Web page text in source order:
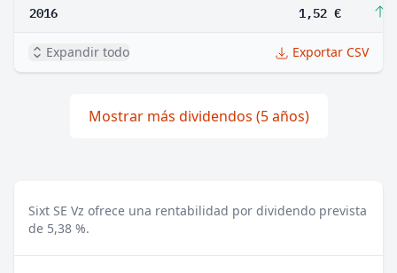
2016 1,52 €
Expandir todo Exportar CSV
Mostrar más dividendos (5 años)
Sixt SE Vz ofrece una rentabilidad por dividendo prevista
de 5,38 %.